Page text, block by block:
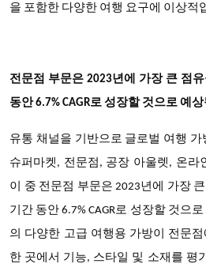
을 포함한 다양한 여행 요구에 이상적
전문점 부문은 2023년에 가장 큰 점
동안 6.7% CAGR로 성장할 것으로 예
유통 채널을 기반으로 글로벌 여행
슈퍼마켓, 전문점, 공장 아울렛, 온라
이 중 전문점 부문은 2023년에 가장
기간 동안 6.7% CAGR로 성장할 것으
의 다양한 고급 여행용 가방이 전문
한 곳에서 기능, 스타일 및 소재를 평